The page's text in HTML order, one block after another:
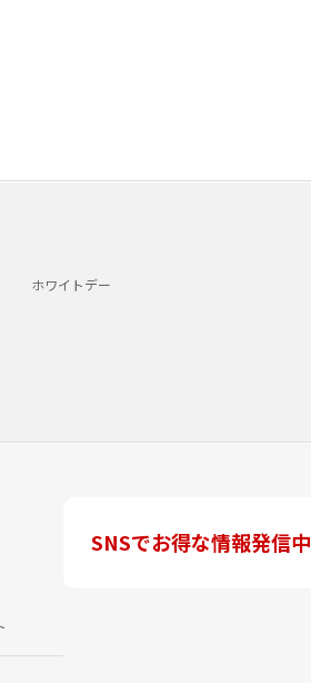
ホワイトデー
SNSでお得な情報発信中